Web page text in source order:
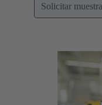
Solicitar